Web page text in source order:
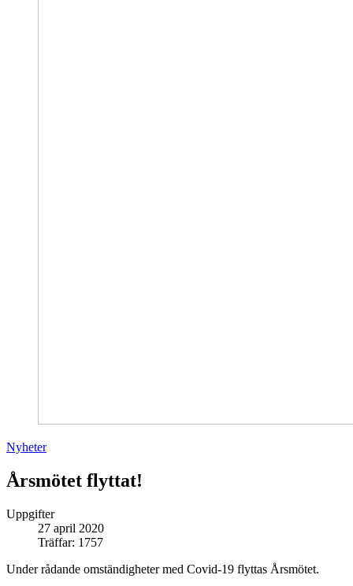
Nyheter
Årsmötet flyttat!
Uppgifter
27 april 2020
Träffar: 1757
Under rådande omständigheter med Covid-19 flyttas Årsmötet.